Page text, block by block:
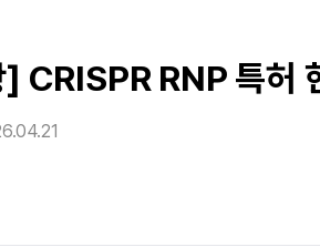
CRISPR RNP 특허